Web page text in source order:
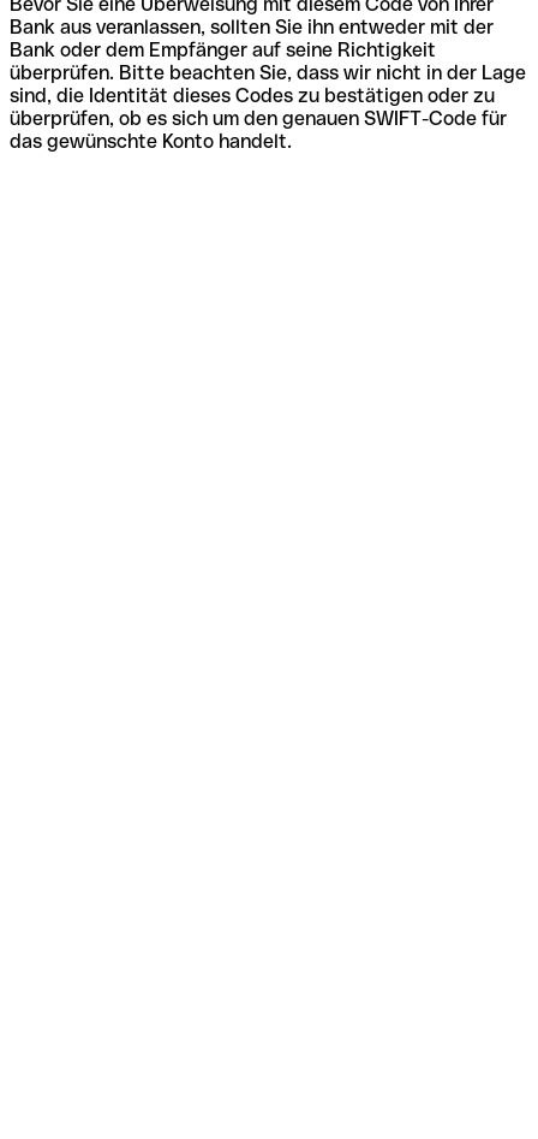
Bank aus veranlassen, sollten Sie ihn entweder mit der
Bank oder dem Empfänger auf seine Richtigkeit
überprüfen. Bitte beachten Sie, dass wir nicht in der Lage
sind, die Identität dieses Codes zu bestätigen oder zu
überprüfen, ob es sich um den genauen SWIFT-Code für
das gewünschte Konto handelt.